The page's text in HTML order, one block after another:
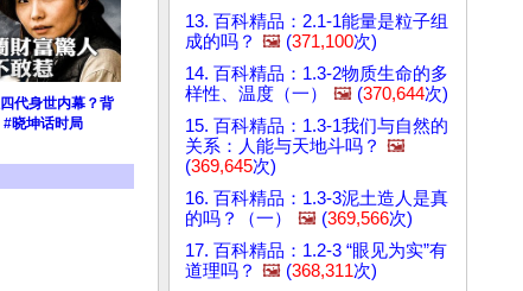
代身世内幕？背
晓坤话时局
13. 百科精品：2.1-1能量是粒子组
成的吗？ 🖼️ (371,100次)
14. 百科精品：1.3-2物质生命的多
样性、温度（一）
🖼️ (370,644次)
15. 百科精品：1.3-1我们与自然的
关系：人能与天地斗吗？ 🖼️
(369,645次)
16. 百科精品：1.3-3泥土造人是真
的吗？（一）
🖼️ (369,566次)
17. 百科精品：1.2-3 “眼见为实”有
道理吗？ 🖼️ (368,311次)